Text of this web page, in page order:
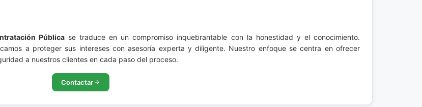
Públicase traduce en un compromiso inquebrantable con la honestidad y el conocimiento.
a proteger sus intereses con asesoría experta y diligente. Nuestro enfoque se centra en ofrecer
a nuestros clientes en cada paso del proceso.
Contactar